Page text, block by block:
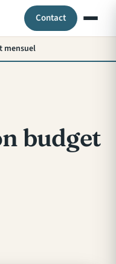
Contact
mensuel
budget